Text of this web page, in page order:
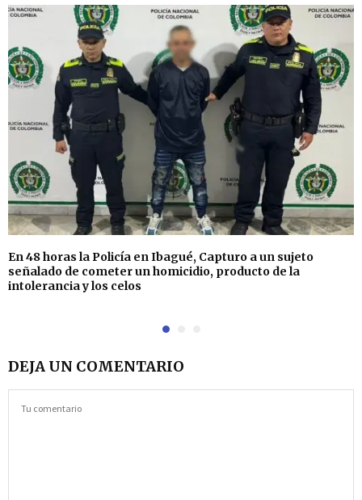
En 48 horas la Policía en Ibagué, Capturo a un sujeto
señalado de cometer un homicidio, producto de la
intolerancia y los celos
DEJA UN COMENTARIO